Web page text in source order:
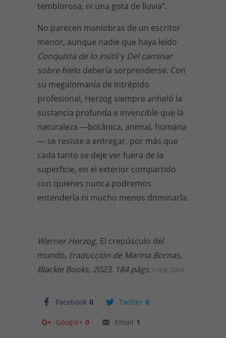
temblorosa, ni una gota de lluvia”.
No parecen maniobras de un escritor
menor, aunque nadie que haya leído
Conquista de lo inútily Del caminar
sobre hielo debería sorprenderse. Con
su megalomanía de intrépido
profesional, Herzog siempre anheló la
sustancia profunda e invencible que la
naturaleza —botánica, animal, humana
— se resiste a entregar, por más que
cada tanto se deje ver fuera de la
superficie, en el exterior compartido
con quienes nunca podremos
entenderla ni mucho menos dominarla.
Werner Herzog, El crepúsculo del
mundo, traducción de Marina Bornas,
Blackie Books, 2023, 184 págs.
Facebook 0 Twitter 0
Google+ 0 Email 1
1 FEB, 2024